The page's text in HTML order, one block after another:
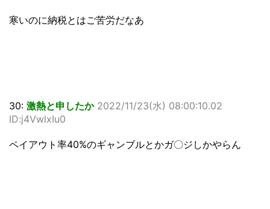
寒いのに納税とはご苦労だなあ
30: 激熱と申したか 2022/11/23(水) 08:00:10.02
ID:j4VwlxIu0
ペイアウト率40%のギャンブルとかガ〇ジしかやらん